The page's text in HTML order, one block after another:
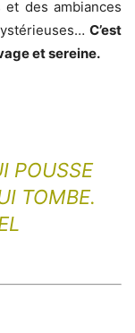
des ambiances
C’est
et sereine.
POUSSE
TOMBE.